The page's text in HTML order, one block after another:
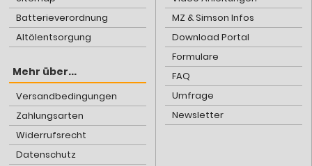
Batterieverordnung
Altölentsorgung
Mehr über...
Versandbedingungen
Zahlungsarten
Widerrufsrecht
Datenschutz
MZ & Simson Infos
Download Portal
Formulare
FAQ
Umfrage
Newsletter